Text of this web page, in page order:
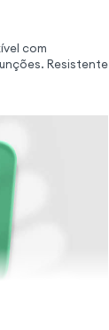
com
Resistente